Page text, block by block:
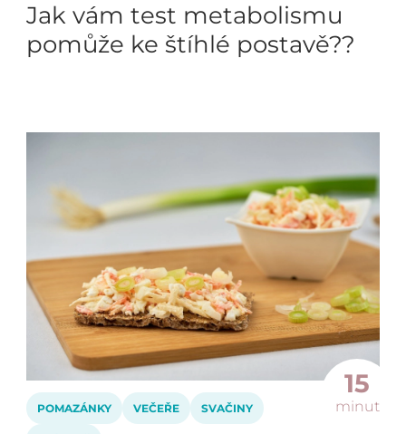
Jak vám test metabolismu
pomůže ke štíhlé postavě??
15
minut
POMAZÁNKY VEČEŘE SVAČINY